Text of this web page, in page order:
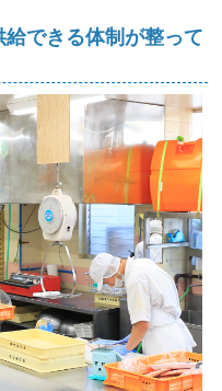
できる体制が整って